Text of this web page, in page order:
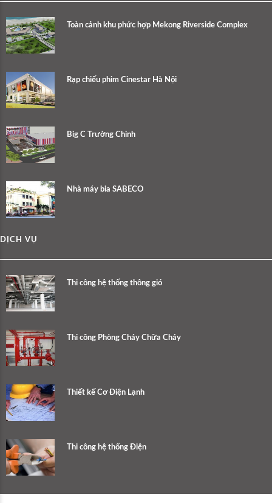
Toàn cảnh khu phức hợp Mekong Riverside Complex
Rạp chiếu phim Cinestar Hà Nội
Big C Trường Chinh
Nhà máy bia SABECO
DỊCH VỤ
Thi công hệ thống thông gió
Thi công Phòng Cháy Chữa Cháy
Thiết kế Cơ Điện Lạnh
Thi công hệ thống Điện